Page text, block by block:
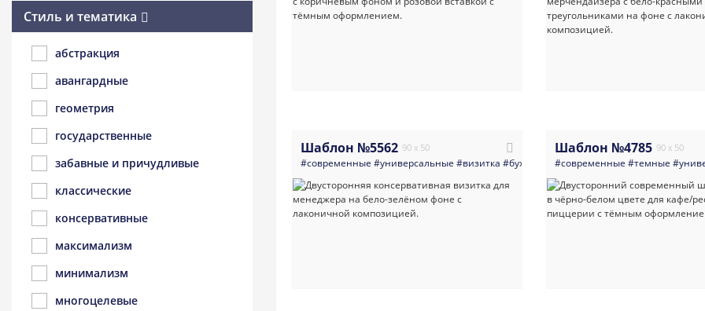
Стиль и тематика
абстракция
авангардные
геометрия
государственные
забавные и причудливые
классические
консервативные
максимализм
минимализм
многоцелевые
Шаблон №5562 90 x 50
#современные #универсальные #визитка #бухгалтер #секретарь #пиар_менеджер
Шаблон №4785 90 x 50
#современные #темные